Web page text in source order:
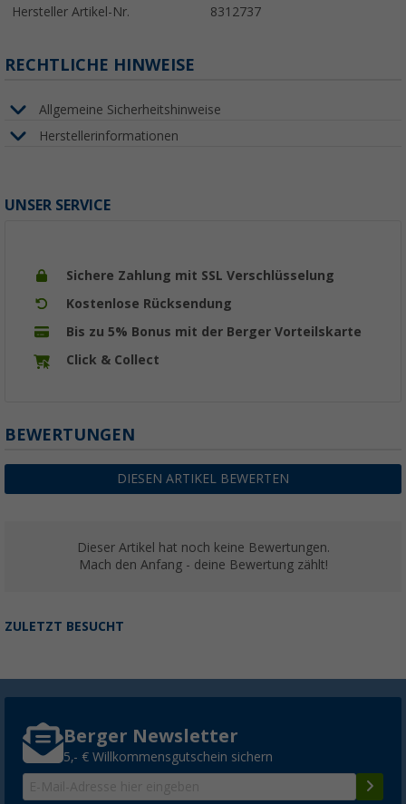
Hersteller Artikel-Nr. 8312737
RECHTLICHE HINWEISE
Allgemeine Sicherheitshinweise
Herstellerinformationen
UNSER SERVICE
Sichere Zahlung mit SSL Verschlüsselung
Kostenlose Rücksendung
Bis zu 5% Bonus mit der Berger Vorteilskarte
Click & Collect
BEWERTUNGEN
DIESEN ARTIKEL BEWERTEN
Dieser Artikel hat noch keine Bewertungen.
Mach den Anfang - deine Bewertung zählt!
ZULETZT BESUCHT
Berger Newsletter
5,- € Willkommensgutschein sichern